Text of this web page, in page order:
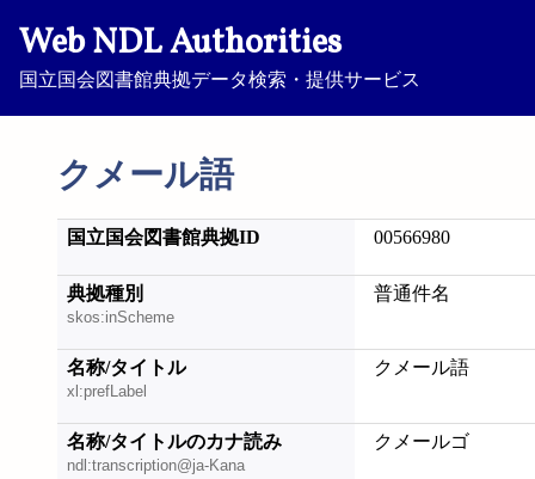
Web NDL Authorities
国立国会図書館典拠データ検索・提供サービス
クメール語
国立国会図書館典拠ID 00566980
典拠種別
skos:inScheme
普通件名
名称/タイトル
xl:prefLabel
クメール語
名称/タイトルのカナ読み
ndl:transcription@ja-Kana
クメールゴ